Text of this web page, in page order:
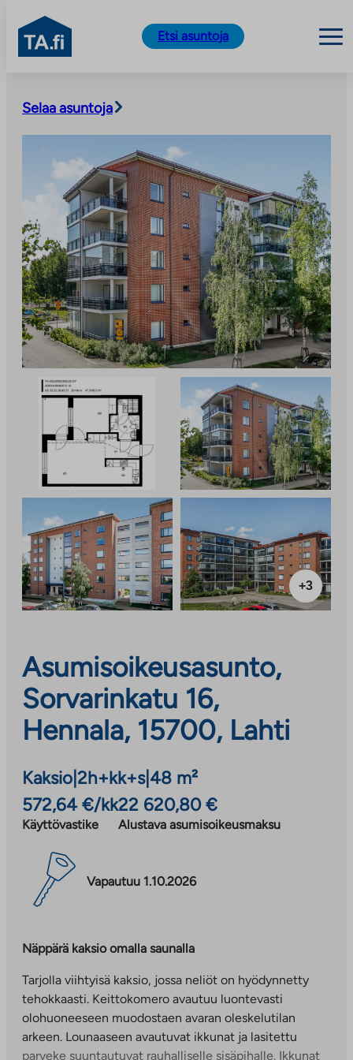
sisältöön
TA.fi
Etsi asuntoja
Selaa asuntoja
+3
Asumisoikeusasunto,
Sorvarinkatu 16,
Hennala, 15700, Lahti
Kaksio 2h+kk+s| 48 m²
572,64 €/kk
Käyttövastike
22 620,80 €
Alustava asumisoikeusmaksu
Vapautuu 1.10.2026
Näppärä kaksio omalla saunalla
Tarjolla viihtyisä kaksio, jossa neliöt on hyödynnetty
tehokkaasti. Keittokomero avautuu luontevasti
olohuoneeseen muodostaen avaran oleskelutilan
arkeen. Lounaaseen avautuvat ikkunat ja lasitettu
parveke suuntautuvat rauhalliselle sisäpihalle. Ikkunat